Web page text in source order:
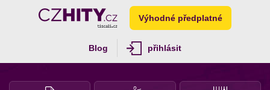
Výhodné předplatné
Blog přihlásit